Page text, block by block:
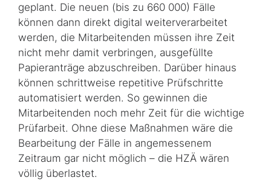
geplant. Die neuen (bis zu 660 000) Fälle
können dann direkt digital weiterverarbeitet
werden, die Mitarbeitenden müssen ihre Zeit
nicht mehr damit verbringen, ausgefüllte
Papieranträge abzuschreiben. Darüber hinaus
können schrittweise repetitive Prüfschritte
automatisiert werden. So gewinnen die
Mitarbeitenden noch mehr Zeit für die wichtige
Prüfarbeit. Ohne diese Maßnahmen wäre die
Bearbeitung der Fälle in angemessenem
Zeitraum gar nicht möglich – die HZÄ wären
völlig überlastet.